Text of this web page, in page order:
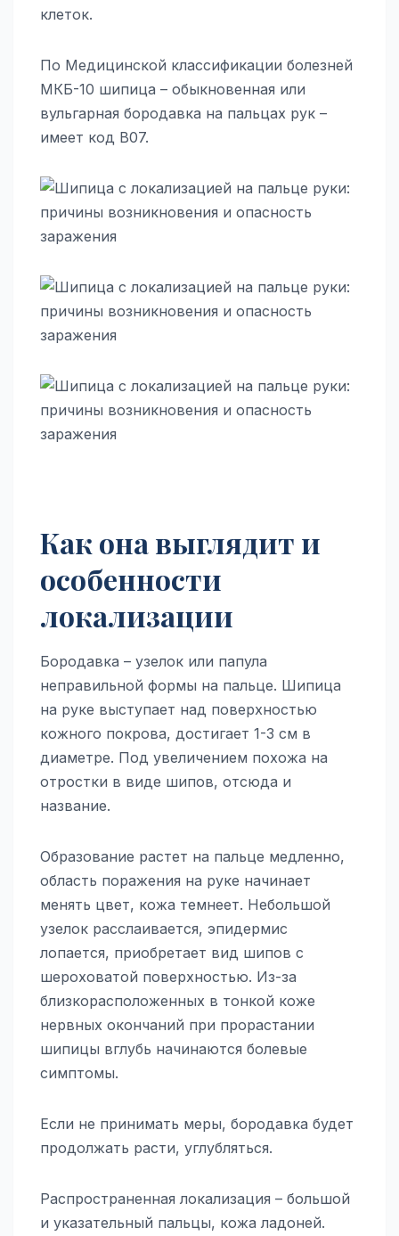
клеток.
По Медицинской классификации болезней
МКБ-10 шипица – обыкновенная или
вульгарная бородавка на пальцах рук –
имеет код В07.
Как она выглядит и
особенности
локализации
Бородавка – узелок или папула
неправильной формы на пальце. Шипица
на руке выступает над поверхностью
кожного покрова, достигает 1-3 см в
диаметре. Под увеличением похожа на
отростки в виде шипов, отсюда и
название.
Образование растет на пальце медленно,
область поражения на руке начинает
менять цвет, кожа темнеет. Небольшой
узелок расслаивается, эпидермис
лопается, приобретает вид шипов с
шероховатой поверхностью. Из-за
близкорасположенных в тонкой коже
нервных окончаний при прорастании
шипицы вглубь начинаются болевые
симптомы.
Если не принимать меры, бородавка будет
продолжать расти, углубляться.
Распространенная локализация – большой
и указательный пальцы, кожа ладоней.